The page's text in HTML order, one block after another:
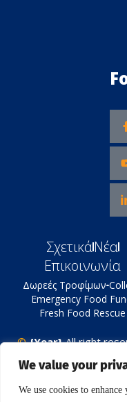
We value your
We use cookies to
ΣχετικάΝέα
Επικοινωνία
Δωρεές Τροφίμων
Emergency Food
Fresh Food Rescue
© {Year}All right
Tράπεζα Τροφίμων
Πολιτική